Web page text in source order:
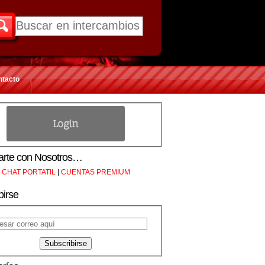
con Nosotros…
CHAT PORTATIL | CUENTAS PREMIUM